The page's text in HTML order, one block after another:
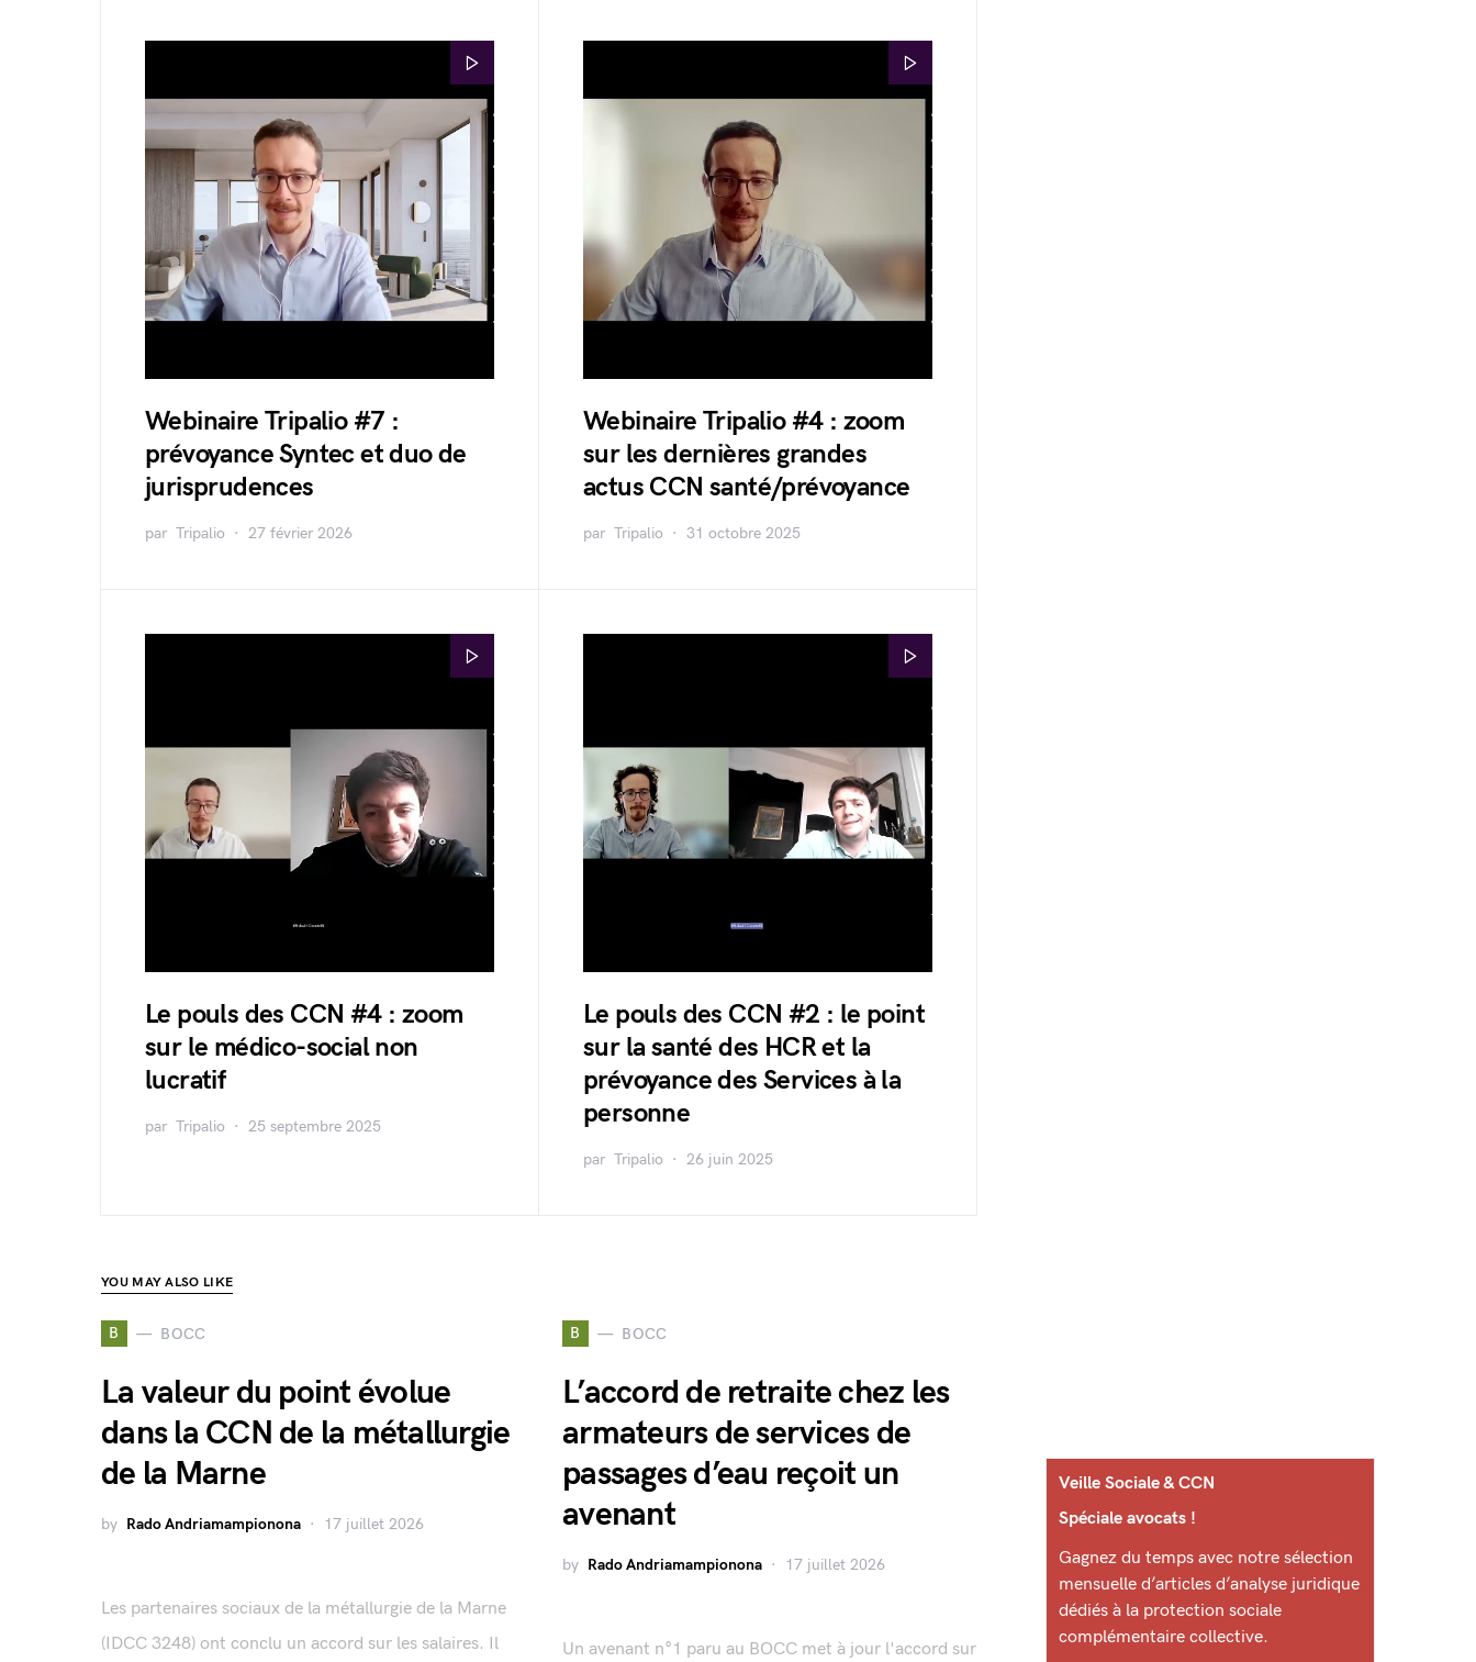
Webinaire Tripalio #7 :
prévoyance Syntec et duo de
jurisprudences
par Tripalio 27 février 2026
Webinaire Tripalio #4 : zoom
sur les dernières grandes
actus CCN santé/prévoyance
par Tripalio 31 octobre 2025
Le pouls des CCN #4 : zoom
sur le médico-social non
lucratif
par Tripalio 25 septembre 2025
Le pouls des CCN #2 : le point
sur la santé des HCR et la
prévoyance des Services à la
personne
par Tripalio 26 juin 2025
YOU MAY ALSO LIKE
B BOCC
La valeur du point évolue
dans la CCN de la métallurgie
de la Marne
by Rado Andriamampionona 17 juillet 2026
Les partenaires sociaux de la métallurgie de la Marne
(IDCC 3248) ont conclu un accord sur les salaires. Il
B BOCC
L’accord de retraite chez les
armateurs de services de
passages d’eau reçoit un
avenant
by Rado Andriamampionona 17 juillet 2026
Un avenant n°1 paru au BOCC met à jour l'accord sur
Veille Sociale & CCN
Spéciale avocats !
Gagnez du temps avec notre sélection
mensuelle d’articles d’analyse juridique
dédiés à la protection sociale
complémentaire collective.